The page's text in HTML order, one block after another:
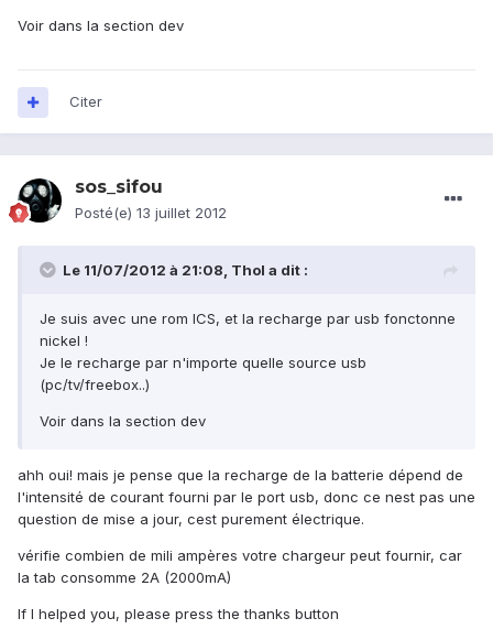
Voir dans la section dev
Citer
sos_sifou
Posté(e) 13 juillet 2012
Le 11/07/2012 à 21:08, Thol a dit :
Je suis avec une rom ICS, et la recharge par usb fonctonne
nickel !
Je le recharge par n'importe quelle source usb
(pc/tv/freebox..)
Voir dans la section dev
ahh oui! mais je pense que la recharge de la batterie dépend de
l'intensité de courant fourni par le port usb, donc ce nest pas une
question de mise a jour, cest purement électrique.
vérifie combien de mili ampères votre chargeur peut fournir, car
la tab consomme 2A (2000mA)
If I helped you, please press the thanks button